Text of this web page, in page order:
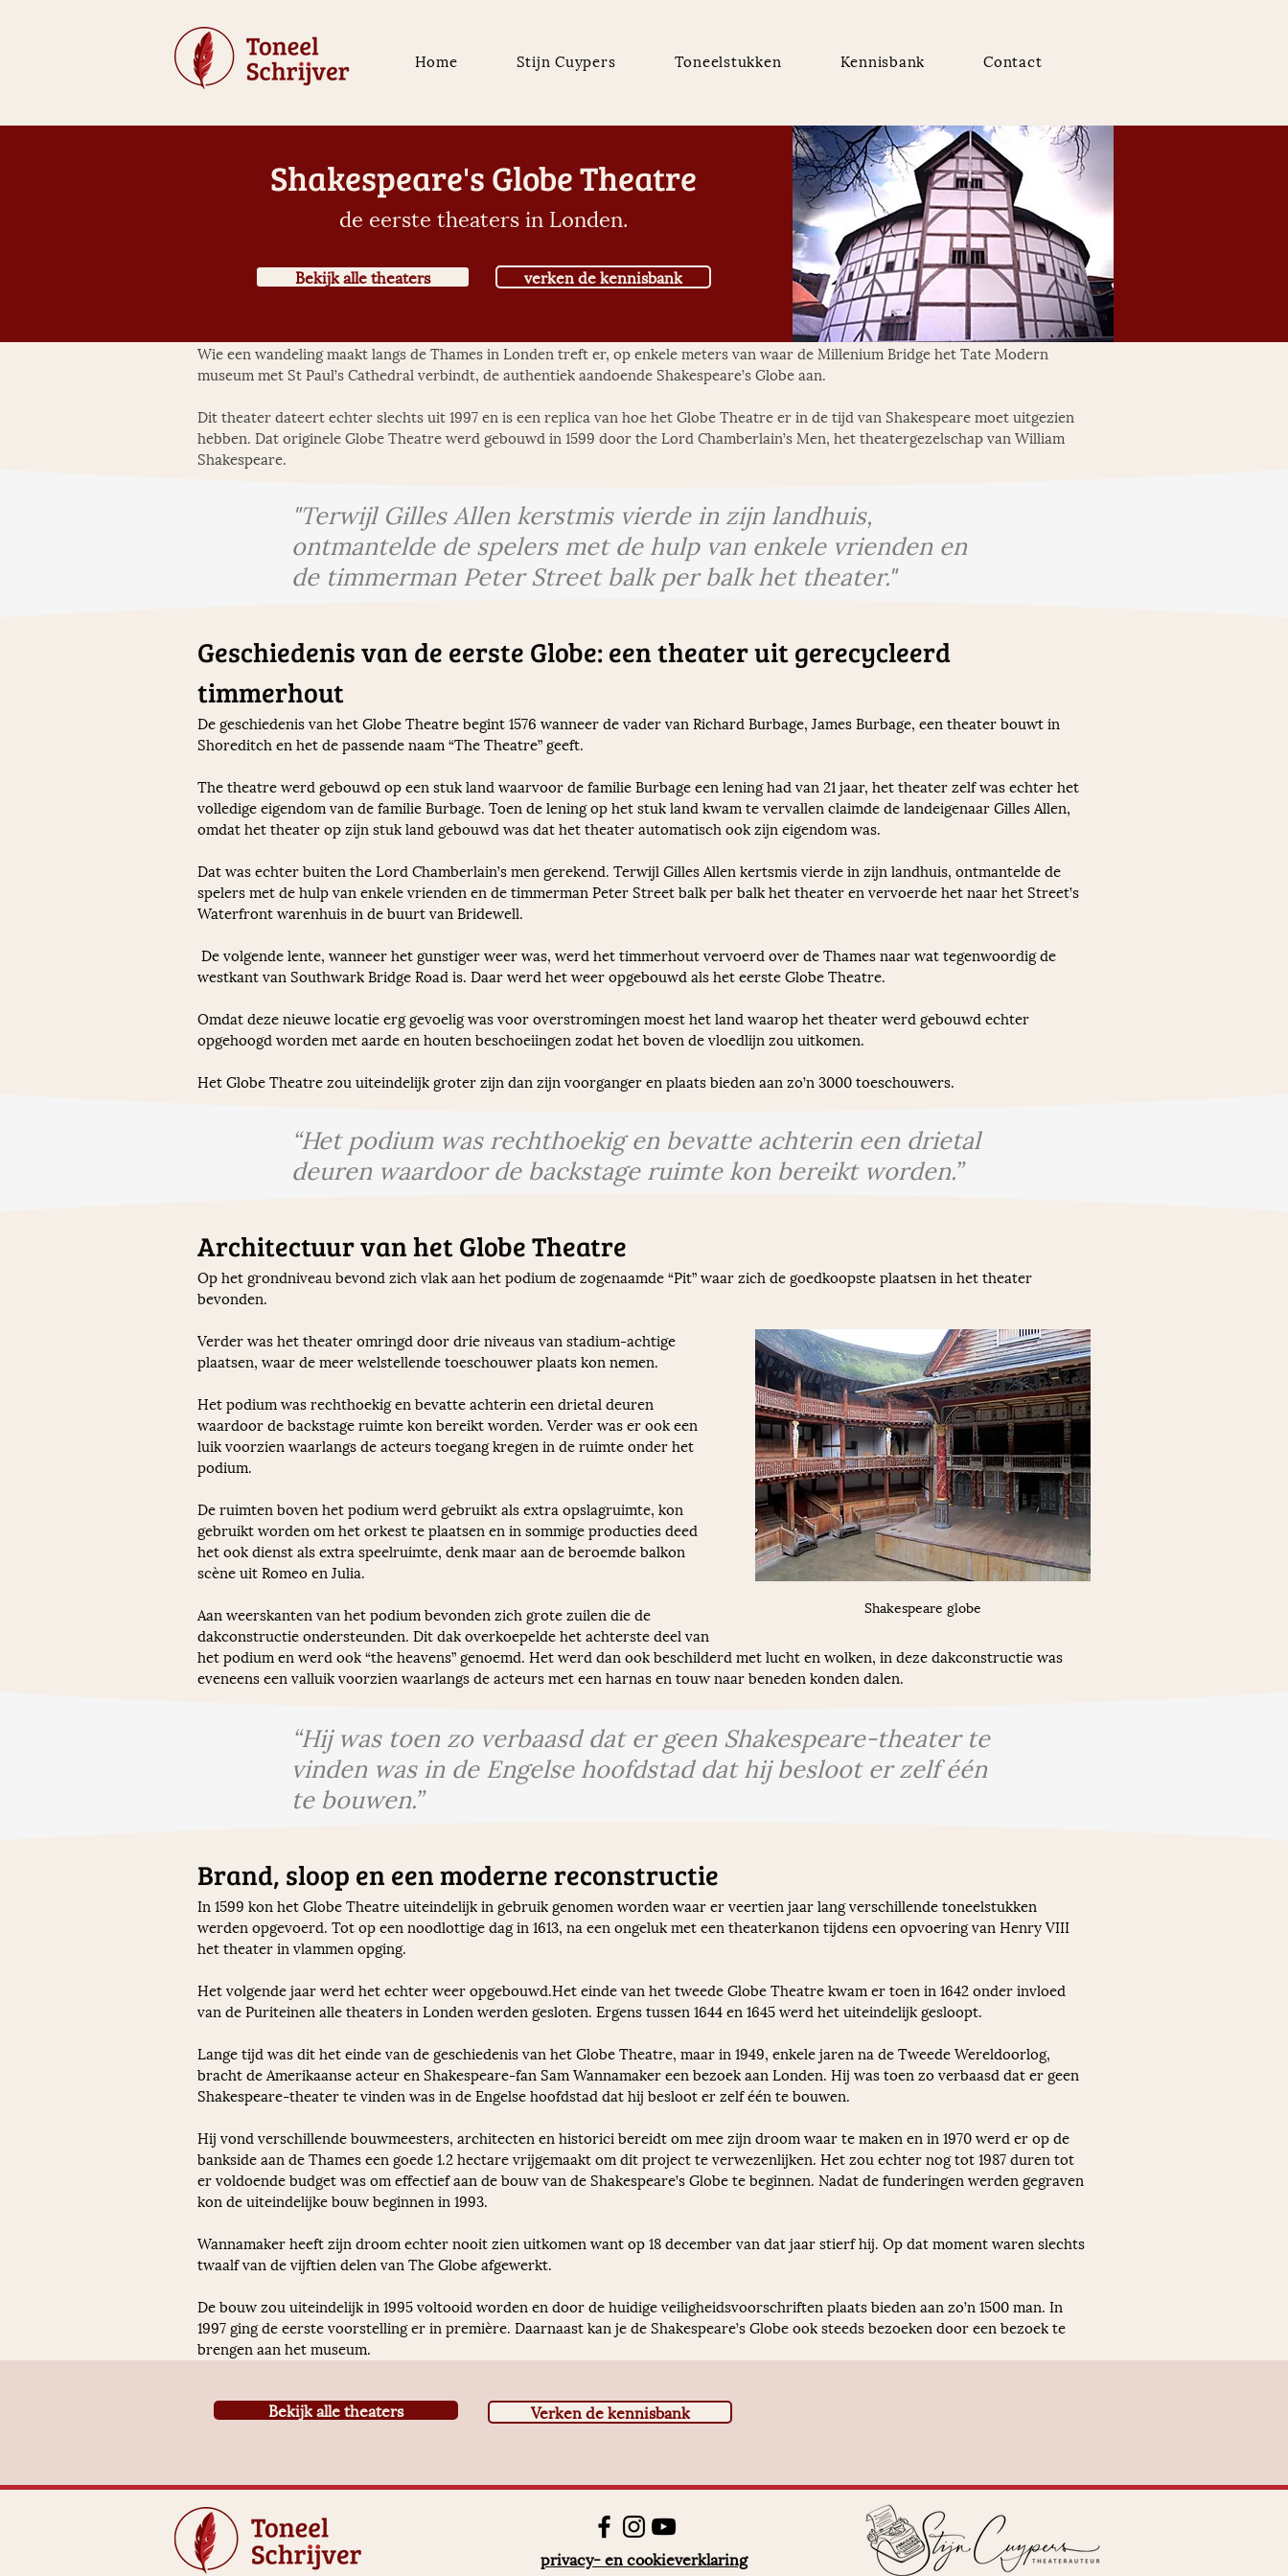
Home Stijn Cuypers Toneelstukken Kennisbank Contact
Wie een wandeling maakt langs de Thames in Londen treft er, op enkele meters van waar de Millenium Bridge het Tate Modern
museum met St Paul’s Cathedral verbindt, de authentiek aandoende Shakespeare’s Globe aan.
Dit theater dateert echter slechts uit 1997 en is een replica van hoe het Globe Theatre er in de tijd van Shakespeare moet uitgezien
hebben. Dat originele Globe Theatre werd gebouwd in 1599 door the Lord Chamberlain’s Men, het theatergezelschap van William
Shakespeare.
Shakespeare's Globe Theatre
de eerste theaters in Londen.
Bekijk alle theaters verken de kennisbank
"Terwijl Gilles Allen kerstmis vierde in zijn landhuis,
ontmantelde de spelers met de hulp van enkele vrienden en
de timmerman Peter Street balk per balk het theater."
Geschiedenis van de eerste Globe: een theater uit gerecycleerd
timmerhout
De geschiedenis van het Globe Theatre begint 1576 wanneer de vader van Richard Burbage, James Burbage, een theater bouwt in
Shoreditch en het de passende naam “The Theatre” geeft.
The theatre werd gebouwd op een stuk land waarvoor de familie Burbage een lening had van 21 jaar, het theater zelf was echter het
volledige eigendom van de familie Burbage. Toen de lening op het stuk land kwam te vervallen claimde de landeigenaar Gilles Allen,
omdat het theater op zijn stuk land gebouwd was dat het theater automatisch ook zijn eigendom was.
Dat was echter buiten the Lord Chamberlain’s men gerekend. Terwijl Gilles Allen kertsmis vierde in zijn landhuis, ontmantelde de
spelers met de hulp van enkele vrienden en de timmerman Peter Street balk per balk het theater en vervoerde het naar het Street’s
Waterfront warenhuis in de buurt van Bridewell.
westkant van Southwark Bridge Road is. Daar werd het weer opgebouwd als het eerste Globe Theatre.
Omdat deze nieuwe locatie erg gevoelig was voor overstromingen moest het land waarop het theater werd gebouwd echter
opgehoogd worden met aarde en houten beschoeiingen zodat het boven de vloedlijn zou uitkomen.
Het Globe Theatre zou uiteindelijk groter zijn dan zijn voorganger en plaats bieden aan zo’n 3000 toeschouwers.
“Het podium was rechthoekig en bevatte achterin een drietal
deuren waardoor de backstage ruimte kon bereikt worden.”
Architectuur van het Globe Theatre
Op het grondniveau bevond zich vlak aan het podium de zogenaamde “Pit” waar zich de goedkoopste plaatsen in het theater
bevonden.
Shakespeare globe
Verder was het theater omringd door drie niveaus van stadium-achtige
plaatsen, waar de meer welstellende toeschouwer plaats kon nemen.
Het podium was rechthoekig en bevatte achterin een drietal deuren
waardoor de backstage ruimte kon bereikt worden. Verder was er ook een
luik voorzien waarlangs de acteurs toegang kregen in de ruimte onder het
podium.
De ruimten boven het podium werd gebruikt als extra opslagruimte, kon
gebruikt worden om het orkest te plaatsen en in sommige producties deed
het ook dienst als extra speelruimte, denk maar aan de beroemde balkon
scène uit Romeo en Julia.
Aan weerskanten van het podium bevonden zich grote zuilen die de
dakconstructie ondersteunden. Dit dak overkoepelde het achterste deel van
het podium en werd ook “the heavens” genoemd. Het werd dan ook beschilderd met lucht en wolken, in deze dakconstructie was
eveneens een valluik voorzien waarlangs de acteurs met een harnas en touw naar beneden konden dalen.
“Hij was toen zo verbaasd dat er geen Shakespeare-theater te
vinden was in de Engelse hoofdstad dat hij besloot er zelf één
te bouwen.”
Brand, sloop en een moderne reconstructie
In 1599 kon het Globe Theatre uiteindelijk in gebruik genomen worden waar er veertien jaar lang verschillende toneelstukken
werden opgevoerd. Tot op een noodlottige dag in 1613, na een ongeluk met een theaterkanon tijdens een opvoering van Henry VIII
het theater in vlammen opging.
Het volgende jaar werd het echter weer opgebouwd.Het einde van het tweede Globe Theatre kwam er toen in 1642 onder invloed
van de Puriteinen alle theaters in Londen werden gesloten. Ergens tussen 1644 en 1645 werd het uiteindelijk gesloopt.
Lange tijd was dit het einde van de geschiedenis van het Globe Theatre, maar in 1949, enkele jaren na de Tweede Wereldoorlog,
bracht de Amerikaanse acteur en Shakespeare-fan Sam Wannamaker een bezoek aan Londen. Hij was toen zo verbaasd dat er geen
Shakespeare-theater te vinden was in de Engelse hoofdstad dat hij besloot er zelf één te bouwen.
Hij vond verschillende bouwmeesters, architecten en historici bereidt om mee zijn droom waar te maken en in 1970 werd er op de
bankside aan de Thames een goede 1.2 hectare vrijgemaakt om dit project te verwezenlijken. Het zou echter nog tot 1987 duren tot
er voldoende budget was om effectief aan de bouw van de Shakespeare’s Globe te beginnen. Nadat de funderingen werden gegraven
kon de uiteindelijke bouw beginnen in 1993.
Wannamaker heeft zijn droom echter nooit zien uitkomen want op 18 december van dat jaar stierf hij. Op dat moment waren slechts
twaalf van de vijftien delen van The Globe afgewerkt.
De bouw zou uiteindelijk in 1995 voltooid worden en door de huidige veiligheidsvoorschriften plaats bieden aan zo’n 1500 man. In
1997 ging de eerste voorstelling er in première. Daarnaast kan je de Shakespeare’s Globe ook steeds bezoeken door een bezoek te
brengen aan het museum.
Bekijk alle theaters Verken de kennisbank
privacy- en cookieverklaring